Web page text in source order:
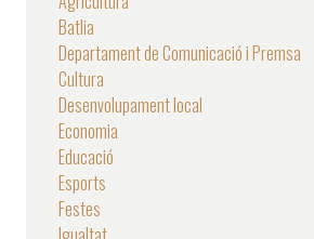
Batlia
Departament de Comunicació i Premsa
Cultura
Desenvolupament local
Economia
Educació
Esports
Festes